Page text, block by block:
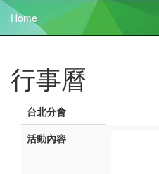
Home
行事曆
台北分會
活動內容